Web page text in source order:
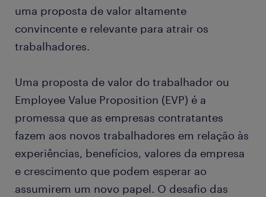
uma proposta de valor altamente
convincente e relevante para atrair os
trabalhadores.
Uma proposta de valor do trabalhador ou
Employee Value Proposition (EVP) é a
promessa que as empresas contratantes
fazem aos novos trabalhadores em relação às
experiências, benefícios, valores da empresa
e crescimento que podem esperar ao
assumirem um novo papel. O desafio das